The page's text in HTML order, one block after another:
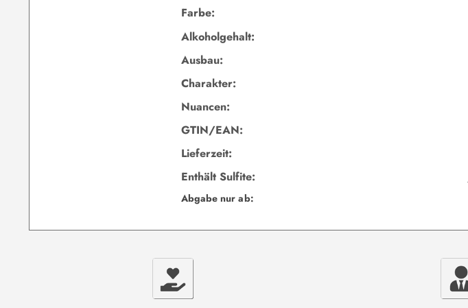
Farbe:
Alkoholgehalt:
Ausbau:
Charakter:
Nuancen:
GTIN/EAN:
Lieferzeit:
Enthält Sulfite:
Abgabe nur ab: